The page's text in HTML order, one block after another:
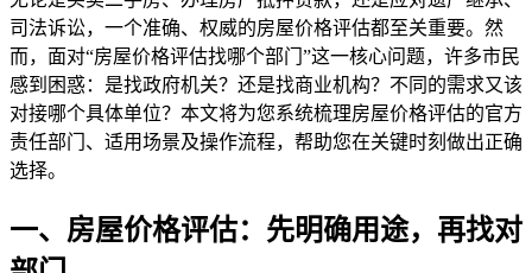
司法诉讼，一个准确、权威的房屋价格评估都至关重要。然
而，面对“房屋价格评估找哪个部门”这一核心问题，许多市民
感到困惑：是找政府机关？还是找商业机构？不同的需求又该
对接哪个具体单位？本文将为您系统梳理房屋价格评估的官方
责任部门、适用场景及操作流程，帮助您在关键时刻做出正确
选择。
一、房屋价格评估：先明确用途，再找对